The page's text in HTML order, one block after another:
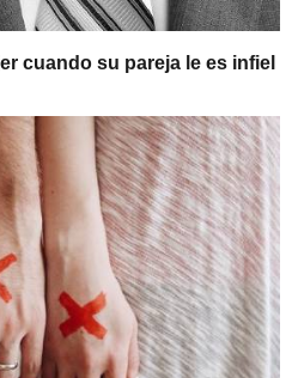
cuando su pareja le es infiel